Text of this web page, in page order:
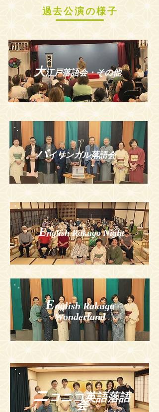
過去公演の様子
​大江戸落語会・その他
バイリンガル落語会
English Rakugo Night
English Rakugo
Wonderland
ニコニコ英語落語
会